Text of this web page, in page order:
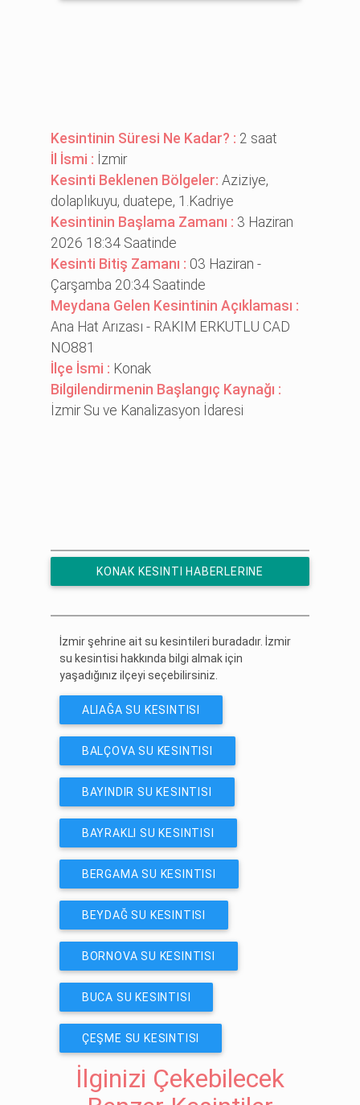
Kesintinin Süresi Ne Kadar? : 2 saat
İl İsmi : İzmir
Kesinti Beklenen Bölgeler:Azi̇zi̇ye,
dolaplıkuyu, duatepe, 1.Kadri̇ye
Kesintinin Başlama Zamanı : 3 Haziran
2026 18:34 Saatinde
Kesinti Bitiş Zamanı : 03 Haziran -
Çarşamba 20:34 Saatinde
Meydana Gelen Kesintinin Açıklaması :
Ana Hat Arızası - RAKIM ERKUTLU CAD
NO881
İlçe İsmi : Konak
Bilgilendirmenin Başlangıç Kaynağı :
İzmir Su ve Kanalizasyon İdaresi
KONAK KESINTI HABERLERINE
İzmir şehrine ait su kesintileri buradadır. İzmir
su kesintisi hakkında bilgi almak için
yaşadığınız ilçeyi seçebilirsiniz.
ALIAĞA SU KESINTISI
BALÇOVA SU KESINTISI
BAYINDIR SU KESINTISI
BAYRAKLI SU KESINTISI
BERGAMA SU KESINTISI
BEYDAĞ SU KESINTISI
BORNOVA SU KESINTISI
BUCA SU KESINTISI
ÇEŞME SU KESINTISI
İlginizi Çekebilecek